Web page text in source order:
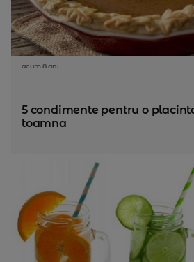
acum 8 ani
5 condimente pentru o
toamna